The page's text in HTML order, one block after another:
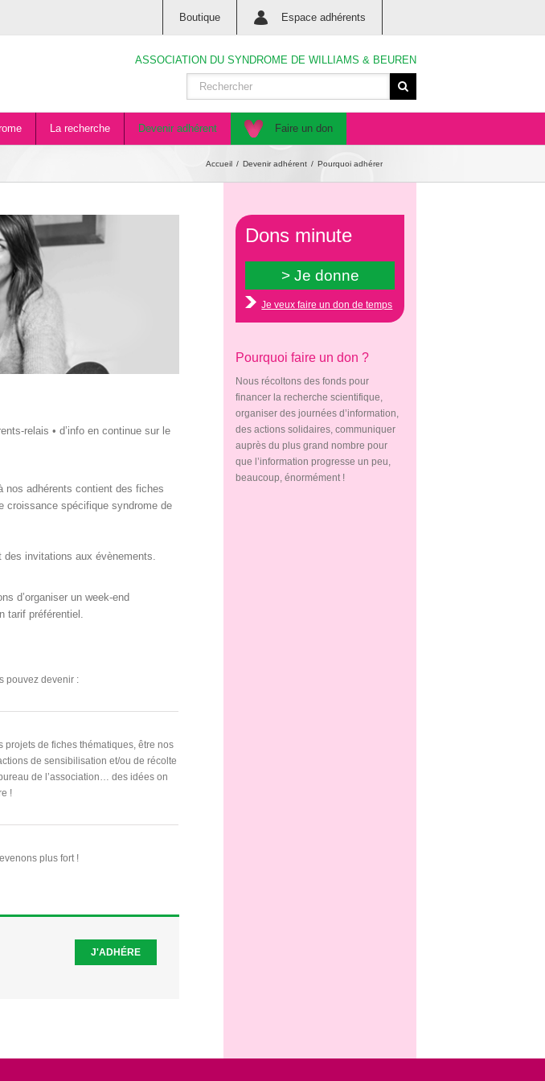
Boutique Espace adhérents
ASSOCIATION DU SYNDROME DE WILLIAMS & BEUREN
La recherche Devenir adhérent Faire un don
Accueil Devenir adhérent Pourquoi adhérer
relais • d’info en continue sur le
nos adhérents contient des fiches
croissance spécifique syndrome de
invitations aux évènements.
d’organiser un week-end
tarif préférentiel.
pouvez devenir :
projets de fiches thématiques, être nos
de sensibilisation et/ou de récolte
de l’association… des idées on
!
plus fort !
J'ADHÉRE
Dons minute
Je veux faire un don de temps
Pourquoi faire un don ?
Nous récoltons des fonds pour
financer la recherche scientifique,
organiser des journées d’information,
des actions solidaires, communiquer
auprès du plus grand nombre pour
que l’information progresse un peu,
beaucoup, énormément !